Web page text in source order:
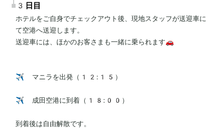
3日目
ホテルをご自身でチェックアウト後、現地スタッフが送迎車に
て空港へ送迎します。
送迎車には、ほかのお客さまも一緒に乗られます🚗
✈️ マニラを出発（12:15）
✈️ 成田空港に到着（18:00）
到着後は自由解散です。